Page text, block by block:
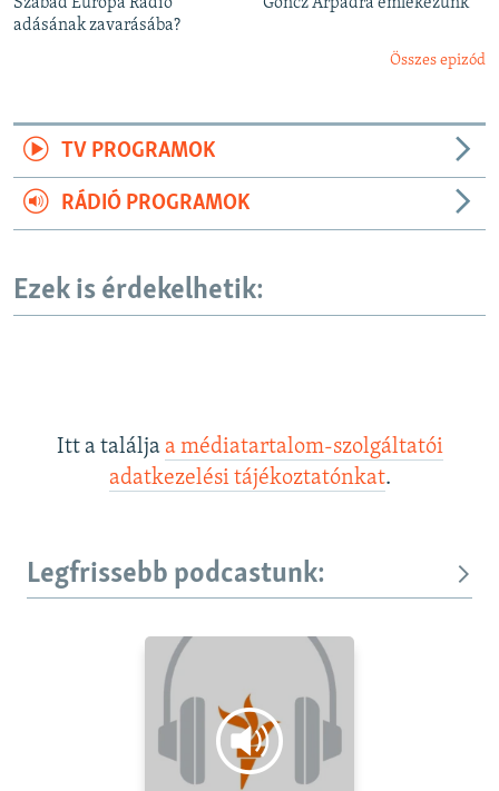
Szabad Európa Rádió
adásának zavarásába?
Göncz Árpádra emlékezünk
Összes epizód
TV PROGRAMOK
RÁDIÓ PROGRAMOK
Ezek is érdekelhetik:
Itt a találja a médiatartalom-szolgáltatói
adatkezelési tájékoztatónkat.
Legfrissebb podcastunk: